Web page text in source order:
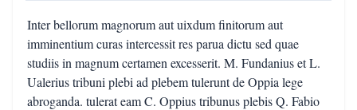
Inter bellorum magnorum aut uixdum finitorum aut
imminentium curas intercessit res parua dictu sed quae
studiis in magnum certamen excesserit. M. Fundanius et L.
Ualerius tribuni plebi ad plebem tulerunt de Oppia lege
abroganda. tulerat eam C. Oppius tribunus plebis Q. Fabio